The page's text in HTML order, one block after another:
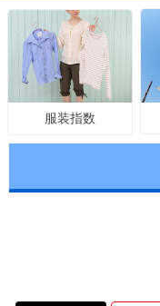
服装指数